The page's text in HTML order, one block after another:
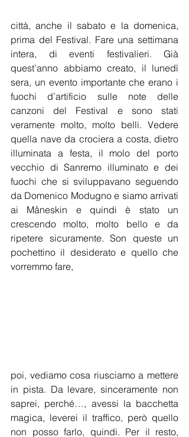
città, anche il sabato e la domenica,
prima del Festival. Fare una settimana
intera, di eventi festivalieri. Già
quest’anno abbiamo creato, il lunedì
sera, un evento importante che erano i
fuochi d’artificio sulle note delle
canzoni del Festival e sono stati
veramente molto, molto belli. Vedere
quella nave da crociera a costa, dietro
illuminata a festa, il molo del porto
vecchio di Sanremo illuminato e dei
fuochi che si sviluppavano seguendo
da Domenico Modugno e siamo arrivati
ai Måneskin e quindi è stato un
crescendo molto, molto bello e da
ripetere sicuramente. Son queste un
pochettino il desiderato e quello che
vorremmo fare,
poi, vediamo cosa riusciamo a mettere
in pista. Da levare, sinceramente non
saprei, perché…, avessi la bacchetta
magica, leverei il traffico, però quello
non posso farlo, quindi. Per il resto,